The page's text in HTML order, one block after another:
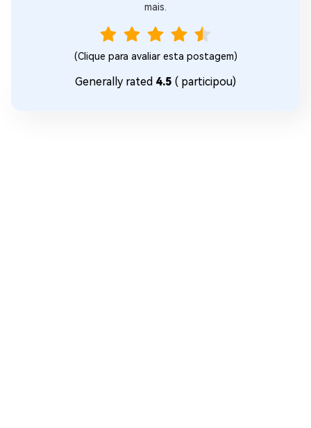
mais.
(Clique para avaliar esta postagem)
Generally rated 4.5 ( participou)